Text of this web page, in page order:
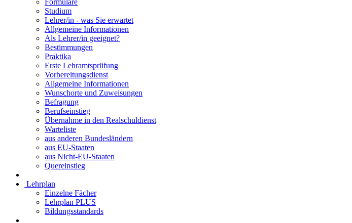
Formulare
Studium
Lehrer/in - was Sie erwartet
Allgemeine Informationen
Als Lehrer/in geeignet?
Bestimmungen
Praktika
Erste Lehramtsprüfung
Vorbereitungsdienst
Allgemeine Informationen
Wunschorte und Zuweisungen
Befragung
Berufseinstieg
Übernahme in den Realschuldienst
Warteliste
aus anderen Bundesländern
aus EU-Staaten
aus Nicht-EU-Staaten
Quereinstieg
Lehrplan
Einzelne Fächer
Lehrplan PLUS
Bildungsstandards